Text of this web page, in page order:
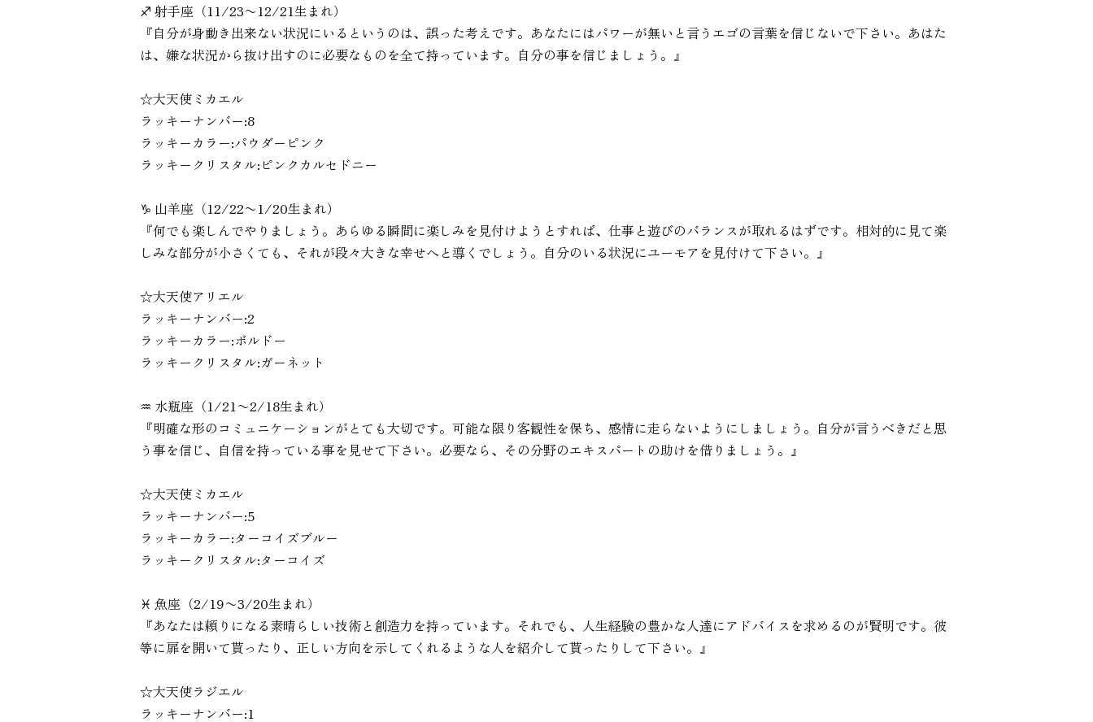
♐︎ 射手座（11/23〜12/21生まれ）
『自分が身動き出来ない状況にいるというのは、誤った考えです。あなたにはパワーが無いと言うエゴの言葉を信じないで下さい。あはた
は、嫌な状況から抜け出すのに必要なものを全て持っています。自分の事を信じましょう。』
☆大天使ミカエル
ラッキーナンバー:8
ラッキーカラー:パウダーピンク
ラッキークリスタル:ピンクカルセドニー
♑︎ 山羊座（12/22〜1/20生まれ）
『何でも楽しんでやりましょう。あらゆる瞬間に楽しみを見付けようとすれば、仕事と遊びのバランスが取れるはずです。相対的に見て楽
しみな部分が小さくても、それが段々大きな幸せへと導くでしょう。自分のいる状況にユーモアを見付けて下さい。』
☆大天使アリエル
ラッキーナンバー:2
ラッキーカラー:ボルドー
ラッキークリスタル:ガーネット
♒︎ 水瓶座（1/21〜2/18生まれ）
『明確な形のコミュニケーションがとても大切です。可能な限り客観性を保ち、感情に走らないようにしましょう。自分が言うべきだと思
う事を信じ、自信を持っている事を見せて下さい。必要なら、その分野のエキスパートの助けを借りましょう。』
☆大天使ミカエル
ラッキーナンバー:5
ラッキーカラー:ターコイズブルー
ラッキークリスタル:ターコイズ
♓︎ 魚座（2/19〜3/20生まれ）
『あなたは頼りになる素晴らしい技術と創造力を持っています。それでも、人生経験の豊かな人達にアドバイスを求めるのが賢明です。彼
等に扉を開いて貰ったり、正しい方向を示してくれるような人を紹介して貰ったりして下さい。』
☆大天使ラジエル
ラッキーナンバー:1